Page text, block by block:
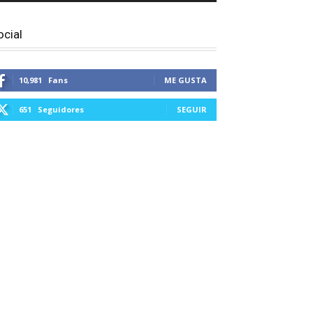
10,981 Fans ME GUSTA
651 Seguidores SEGUIR